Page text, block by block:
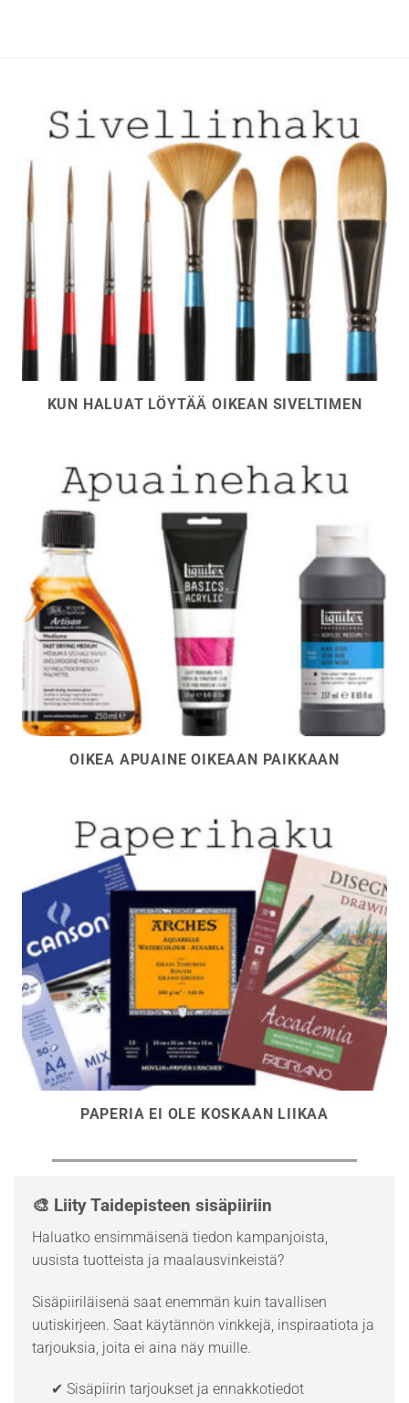
KUN HALUAT LÖYTÄÄ OIKEAN SIVELTIMEN
OIKEA APUAINE OIKEAAN PAIKKAAN
PAPERIA EI OLE KOSKAAN LIIKAA
🎨 Liity Taidepisteen sisäpiiriin
Haluatko ensimmäisenä tiedon kampanjoista,
uusista tuotteista ja maalausvinkeistä?
Sisäpiiriläisenä saat enemmän kuin tavallisen
uutiskirjeen. Saat käytännön vinkkejä, inspiraatiota ja
tarjouksia, joita ei aina näy muille.
✔ Sisäpiirin tarjoukset ja ennakkotiedot